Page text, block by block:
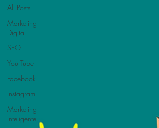
All Posts
Marketing
Digital
SEO
You Tube
Facebook
Instagram
Marketing
Inteligente